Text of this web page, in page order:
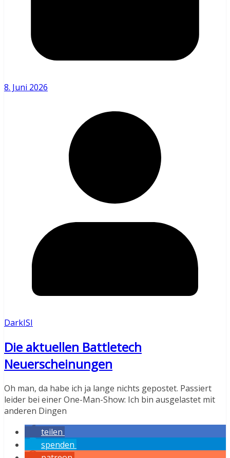
8. Juni 2026
DarkISI
Die aktuellen Battletech
Neuerscheinungen
Oh man, da habe ich ja lange nichts gepostet. Passiert
leider bei einer One-Man-Show: Ich bin ausgelastet mit
anderen Dingen
teilen
spenden